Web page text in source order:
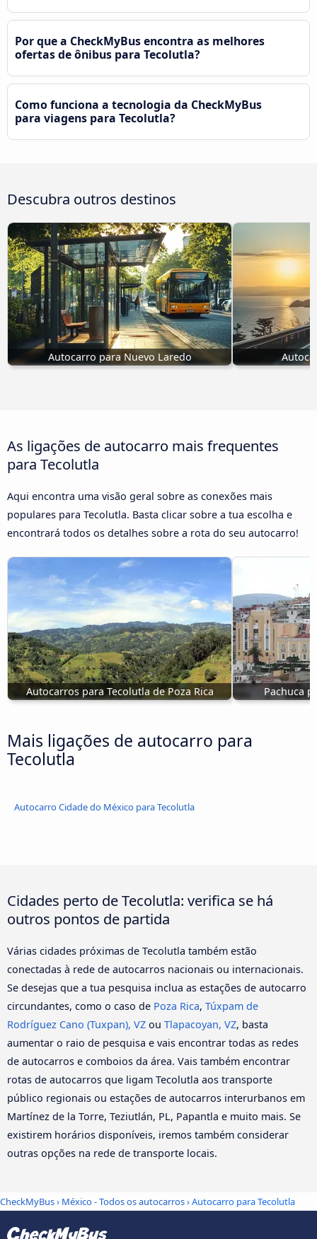
Por que a CheckMyBus encontra as melhores
ofertas de ônibus para Tecolutla?
Como funciona a tecnologia da CheckMyBus
para viagens para Tecolutla?
Descubra outros destinos
Autocarro para Nuevo Laredo
As ligações de autocarro mais frequentes
para Tecolutla
Aqui encontra uma visão geral sobre as conexões mais
populares para Tecolutla. Basta clicar sobre a tua escolha e
encontrará todos os detalhes sobre a rota do seu autocarro!
Autocarros para Tecolutla de Poza Rica Pachuca
Mais ligações de autocarro para
Tecolutla
Autocarro Cidade do México para Tecolutla
Cidades perto de Tecolutla: verifica se há
outros pontos de partida
Várias cidades próximas de Tecolutla também estão
conectadas à rede de autocarros nacionais ou internacionais.
Se desejas que a tua pesquisa inclua as estações de autocarro
circundantes, como o caso de Poza Rica, Túxpam de
Rodríguez Cano (Tuxpan), VZ ou Tlapacoyan, VZ, basta
aumentar o raio de pesquisa e vais encontrar todas as redes
de autocarros e comboios da área. Vais também encontrar
rotas de autocarros que ligam Tecolutla aos transporte
público regionais ou estações de autocarros interurbanos em
Martínez de la Torre, Teziutlán, PL, Papantla e muito mais. Se
existirem horários disponíveis, iremos também considerar
outras opções na rede de transporte locais.
CheckMyBus› México - Todos os autocarros› Autocarro para Tecolutla